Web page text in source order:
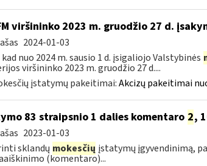
viršininko 2023 m. gruodžio 27 d.
2024-01-03
nuo 2024 m. sausio 1 d. įsigaliojo Valstybinės
viršininko 2023 m. gruodžio 27 d....
įstatymų pakeitimai:Akcizų pakeitimai
83 straipsnio 1 dalies komentaro 2,
2023-01-03
sklandų mokesčių įstatymų įgyvendinimą,
(komentaro)...